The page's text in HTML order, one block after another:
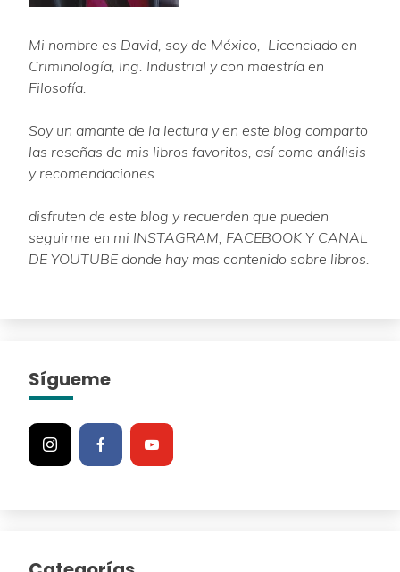
Mi nombre es David, soy de México, Licenciado en
Criminología, Ing. Industrial y con maestría en
Filosofía.
Soy un amante de la lectura y en este blog comparto
las reseñas de mis libros favoritos, así como análisis
y recomendaciones.
disfruten de este blog y recuerden que pueden
seguirme en mi INSTAGRAM, FACEBOOK Y CANAL
DE YOUTUBE donde hay mas contenido sobre libros.
Sígueme